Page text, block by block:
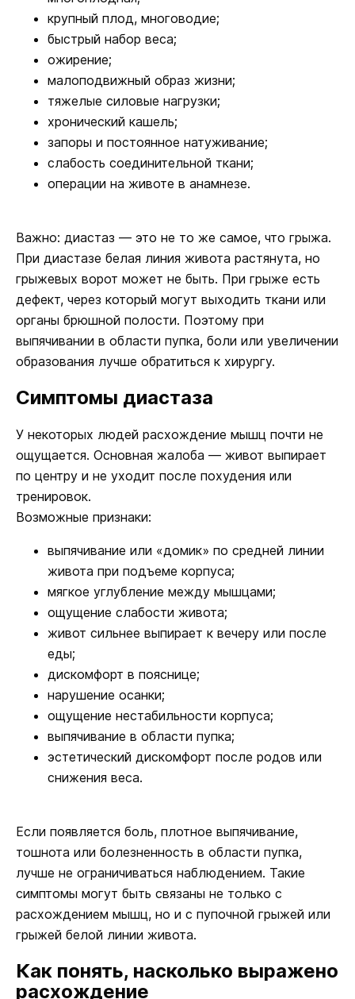
крупный плод, многоводие;
быстрый набор веса;
ожирение;
малоподвижный образ жизни;
тяжелые силовые нагрузки;
хронический кашель;
запоры и постоянное натуживание;
слабость соединительной ткани;
операции на животе в анамнезе.
Важно: диастаз — это не то же самое, что грыжа.
При диастазе белая линия живота растянута, но
грыжевых ворот может не быть. При грыже есть
дефект, через который могут выходить ткани или
органы брюшной полости. Поэтому при
выпячивании в области пупка, боли или увеличении
образования лучше обратиться к хирургу.
Симптомы диастаза
У некоторых людей расхождение мышц почти не
ощущается. Основная жалоба — живот выпирает
по центру и не уходит после похудения или
тренировок.
Возможные признаки:
выпячивание или «домик» по средней линии
живота при подъеме корпуса;
мягкое углубление между мышцами;
ощущение слабости живота;
живот сильнее выпирает к вечеру или после
еды;
дискомфорт в пояснице;
нарушение осанки;
ощущение нестабильности корпуса;
выпячивание в области пупка;
эстетический дискомфорт после родов или
снижения веса.
Если появляется боль, плотное выпячивание,
тошнота или болезненность в области пупка,
лучше не ограничиваться наблюдением. Такие
симптомы могут быть связаны не только с
расхождением мышц, но и с пупочной грыжей или
грыжей белой линии живота.
Как понять, насколько выражено
расхождение